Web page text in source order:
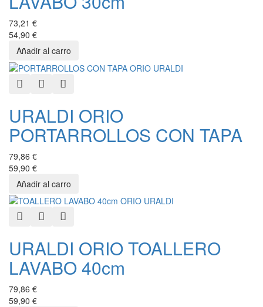
73,21 €
54,90 €
Quick ViewAdd to Wishlist
URALDI ORIO
PORTARROLLOS CON TAPA
79,86 €
59,90 €
Quick ViewAdd to Wishlist
URALDI ORIO TOALLERO
LAVABO 40cm
79,86 €
59,90 €